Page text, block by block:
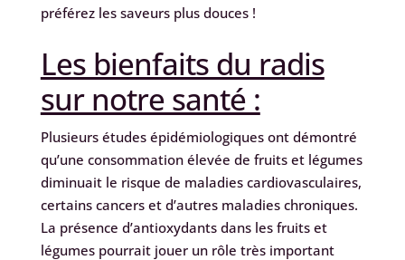
préférez les saveurs plus douces !
Les bienfaits du radis
sur notre santé :
Plusieurs études épidémiologiques ont démontré
qu’une consommation élevée de fruits et légumes
diminuait le risque de maladies cardiovasculaires,
certains cancers et d’autres maladies chroniques.
La présence d’antioxydants dans les fruits et
légumes pourrait jouer un rôle très important